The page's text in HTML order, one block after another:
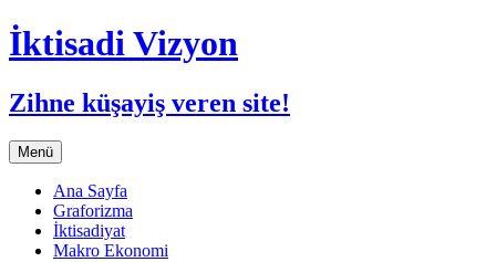
İktisadi Vizyon
Zihne küşayiş veren site!
Menü İçeriğe
atla
Ana Sayfa
Graforizma
İktisadiyat
Makro Ekonomi